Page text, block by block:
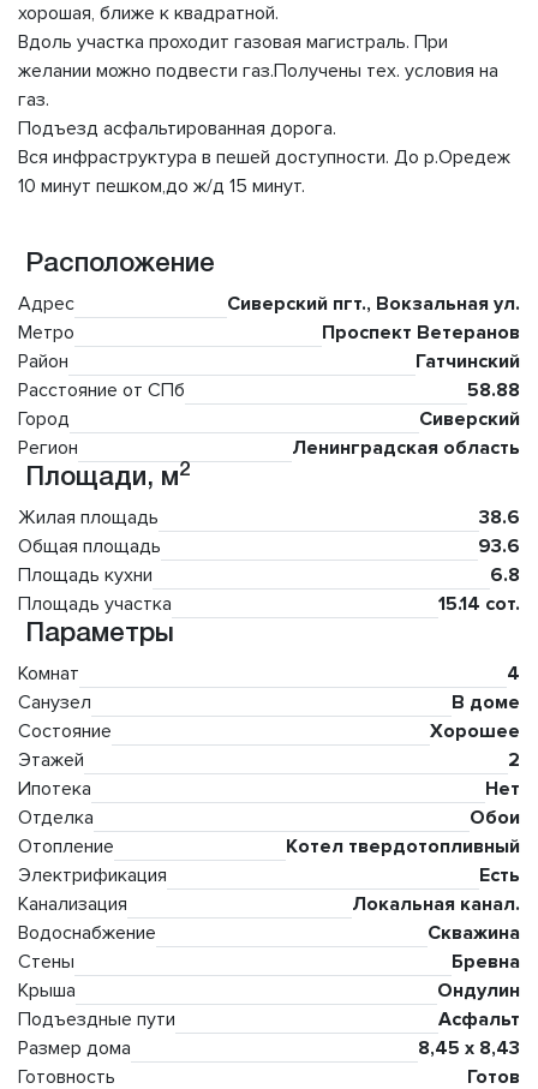
хорошая, ближе к квадратной.
Вдоль участка проходит газовая магистраль. При
желании можно подвести газ.Получены тех. условия на
газ.
Подъезд асфальтированная дорога.
Вся инфраструктура в пешей доступности. До р.Оредеж
10 минут пешком,до ж/д 15 минут.
Расположение
Адрес
Сиверский пгт., Вокзальная ул.
Метро
Проспект Ветеранов
Район
Гатчинский
Расстояние от СПб
58.88
Город
Сиверский
Регион
Ленинградская область
Площади, м2
Жилая площадь
38.6
Общая площадь
93.6
Площадь кухни
6.8
Площадь участка
15.14 сот.
Параметры
Комнат
4
Санузел
В доме
Состояние
Хорошее
Этажей
2
Ипотека
Нет
Отделка
Обои
Отопление
Котел твердотопливный
Электрификация
Есть
Канализация
Локальная канал.
Водоснабжение
Скважина
Стены
Бревна
Крыша
Ондулин
Подъездные пути
Асфальт
Размер дома
8,45 х 8,43
Готовность
Готов